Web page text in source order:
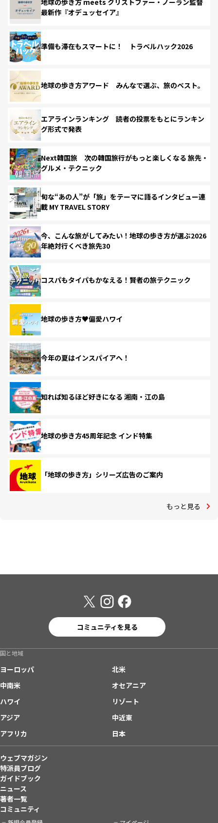
地球の歩き方 meets クリストファー・ノーラン監督
最新作『オデュッセイア』
準備も滞在もスマートに！ トラベルハック2026
地球の歩き方アワード みんなで選ぶ、旅のベスト。
エアラインランキング 読者の投票をもとにランキン
グ形式で発表
Next韓国旅 次の韓国旅行がもっと楽しくなる 旅先・
グルメ・テクニック
旬な“あの人”が「旅」をテーマに語るインタビュー連
載 MY TRAVEL STORY
今、こんな旅がしてみたい！地球の歩き方が選ぶ2026
年絶対行くべき旅先30
コスパもタイパもかなえる！賢者の旅テクニック
地球の歩き方♥偏愛ハワイ
今年の夏はインスパイアへ！
知れば知るほど好きになる 湘南・江の島
地球の歩き方45周年記念 インド特集
「地球の歩き方」シリーズ広告のご案内
もっと見る
コミュニティを見る
国と地域
ヨーロッパ
北米
中南米
オセアニア
ハワイ
リゾート
アジア
中近東
アフリカ
日本
ウェブマガジン
特派員ブログ
ガイドブック
ニュース
著者一覧
コミュニティ